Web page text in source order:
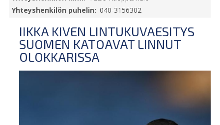
Yhteyshenkilön puhelin
040-3156302
IIKKA KIVEN LINTUKUVAESITYS
SUOMEN KATOAVAT LINNUT
OLOKKARISSA